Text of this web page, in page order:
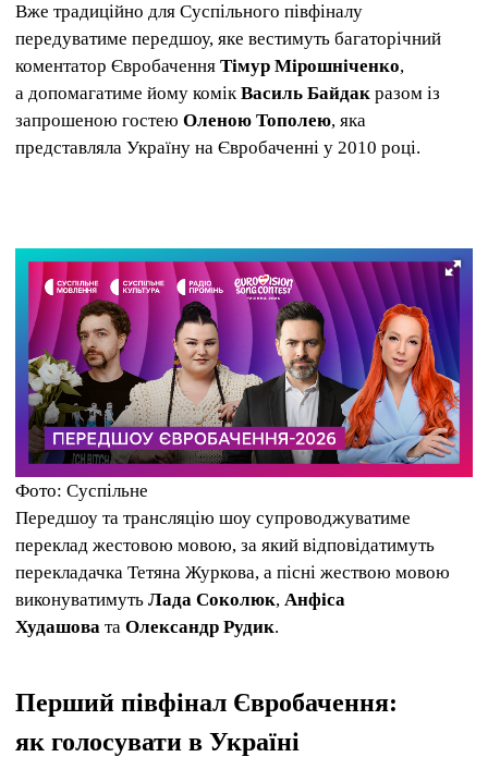
Вже традиційно для Суспільного півфіналу
передуватиме передшоу, яке вестимуть багаторічний
коментатор Євробачення Тімур Мірошніченко,
а допомагатиме йому комікВасиль Байдак разом із
запрошеною гостею Оленою Тополею, яка
представляла Україну на Євробаченні у 2010 році.
Фото: Суспільне
Передшоу та трансляцію шоу супроводжуватиме
переклад жестовою мовою, за який відповідатимуть
перекладачка Тетяна Журкова, а пісні жествою мовою
виконуватимуть Лада Соколюк, Анфіса
Худашова та Олександр Рудик.
Перший півфінал Євробачення:
як голосувати в Україні